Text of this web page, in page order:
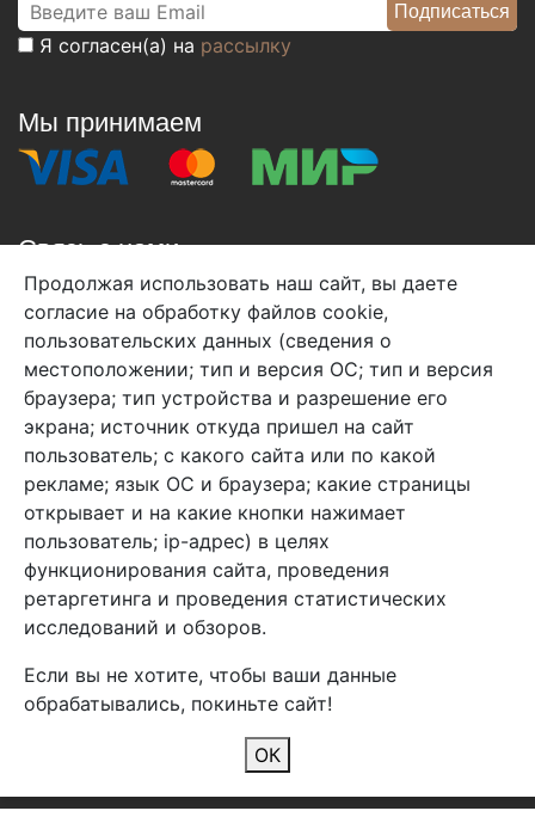
Я согласен(а) на рассылку
Мы принимаем
Связь с нами
+7 (495) 933-38-08
info@arben-textile.ru- оптовые продажи
Арбен текстиль г. Щелково, пер.
1-й Советский д.25, владение 2.
Мы в соц. сетях
Продолжая использовать наш сайт, вы даете
согласие на обработку файлов cookie,
пользовательских данных (сведения о
местоположении; тип и версия ОС; тип и версия
браузера; тип устройства и разрешение его
экрана; источник откуда пришел на сайт
пользователь; с какого сайта или по какой
рекламе; язык ОС и браузера; какие страницы
открывает и на какие кнопки нажимает
пользователь; ip-адрес) в целях
функционирования сайта, проведения
ретаргетинга и проведения статистических
исследований и обзоров.
Если вы не хотите, чтобы ваши данные
обрабатывались, покиньте сайт!
ОК